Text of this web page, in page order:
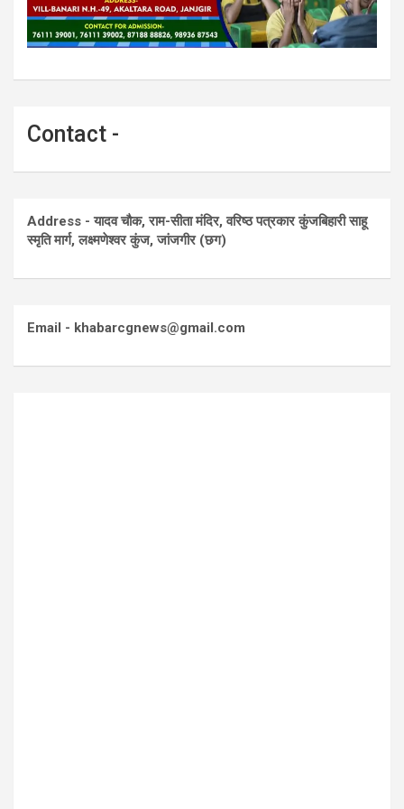
Contact -
Address - यादव चौक, राम-सीता मंदिर, वरिष्ठ पत्रकार कुंजबिहारी साहू
स्मृति मार्ग, लक्ष्मणेश्वर कुंज, जांजगीर (छग)
Email - khabarcgnews@gmail.com